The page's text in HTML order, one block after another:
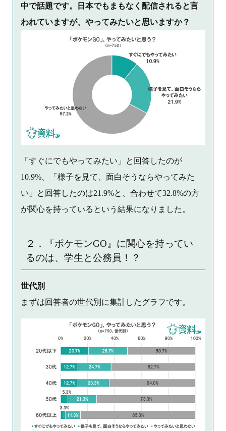
中で話題です。日本でもまもなく配信されると言
われていますが、やってみたいと思いますか？
「すぐにでもやってみたい」と回答したのが
10.9%、「様子を見て、面白そうならやってみた
い」と回答したのは21.9%と、合わせて32.8%の方
が関心を持っているという結果になりました。
２．『ポケモンGO』に関心を持ってい
るのは、学生と公務員！？
世代別
まずは回答者の世代別に集計したグラフです。